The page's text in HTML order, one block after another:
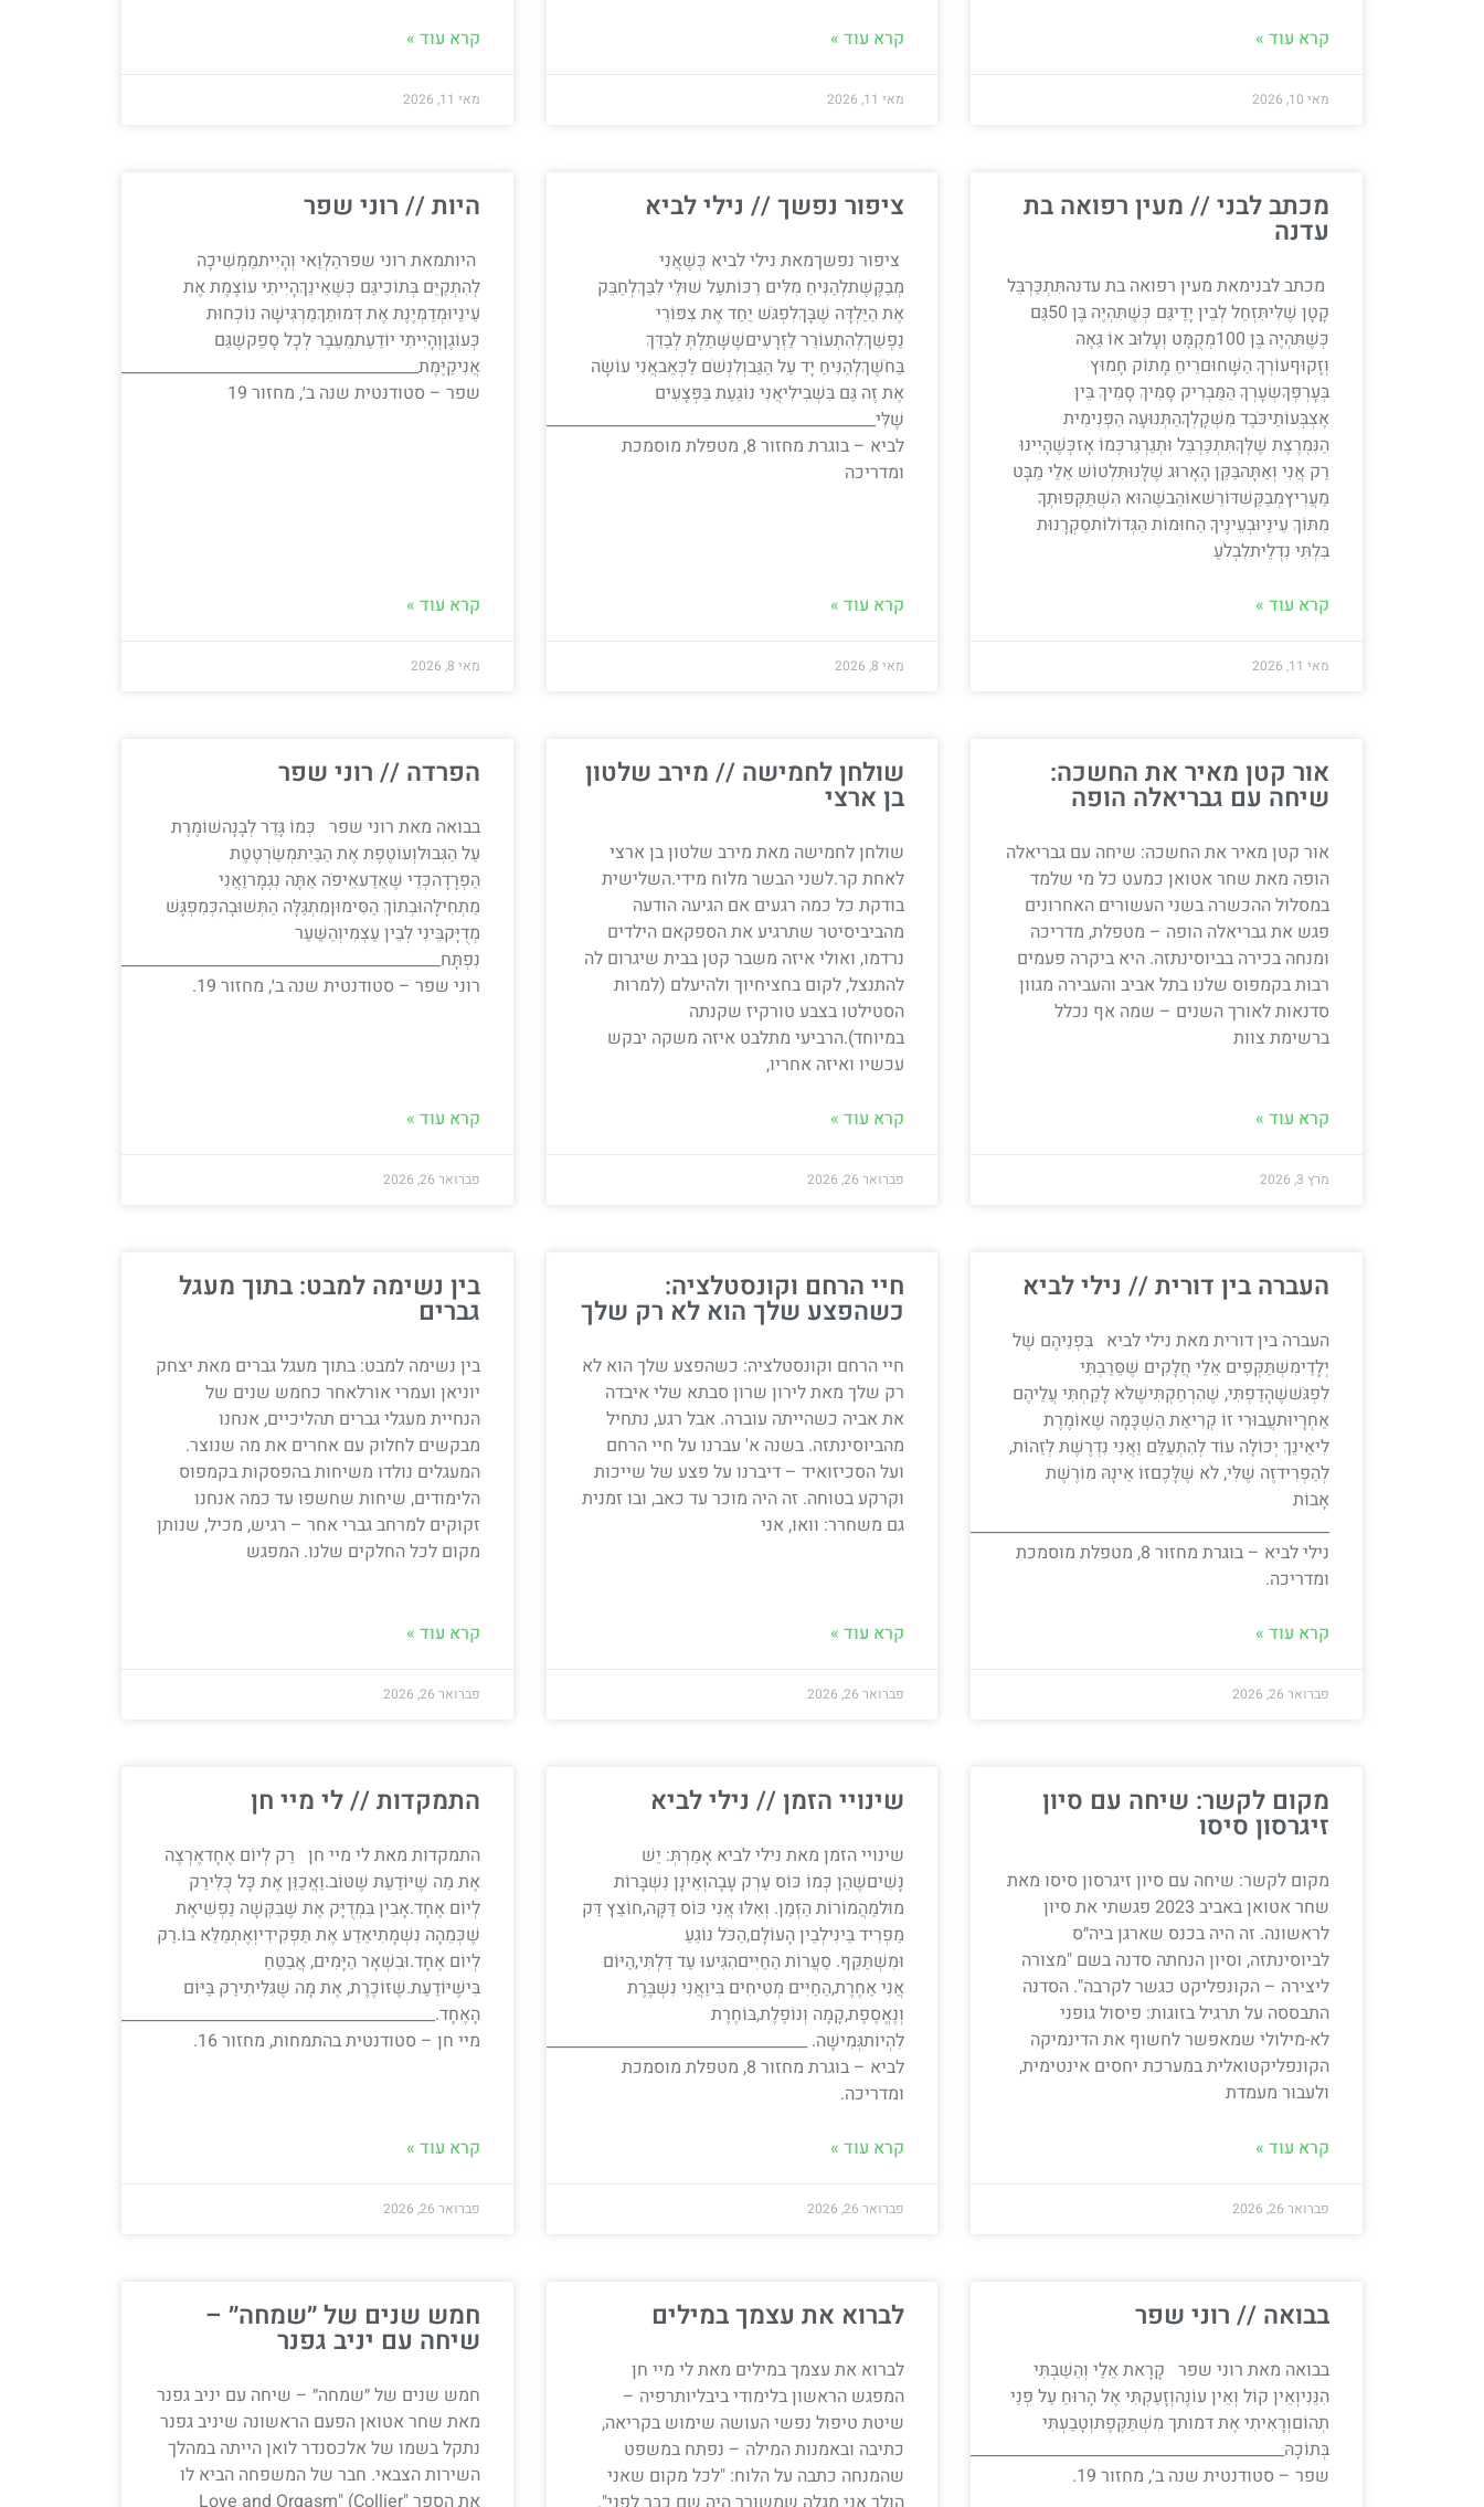
קרא עוד »
מאי 10, 2026
קרא עוד »
מאי 11, 2026
קרא עוד »
מאי 11, 2026
מכתב לבני // מעין רפואה בת
עדנה
מכתב לבנימאת מעין רפואה בת עדנהתִּתְכַּרְבֵּל
קָטָן שֶׁלִּיתִּזְחַל לְבֵין יָדַיגַּם כְּשֶׁתִּהְיֶה בֶּן 50גַּם
כְּשֶׁתִּהְיֶה בֶּן 100מְקֻמָּט וְעָלוּב אוֹ גֵּאֶה
וְזָקוּףעוֹרְךָ הַשָּׁחוּםרֵיחַ מָתוֹק חָמוּץ
בְּעׇרְפְּךָשְׂעָרְךָ הַמַּבְרִיק סָמִיךְ סָמִיךְ בֵּין
אֶצְבְּעוֹתַיכֹּבֶד מִשְׁקָלְךָהַתְּנוּעָה הַפְּנִימִית
הַנִּמְרֶצֶת שֶׁלְּךָתִּתְכַּרְבֵּל וּתְגַרְגֵּרכְּמוֹ אָזכְּשֶׁהָיִינוּ
רַק אֲנִי וְאַתָּהבַּקֵּן הָאָרוּג שֶׁלָּנוּתִּלְטוֹשׁ אֵלַי מַבָּט
מַעֲרִיץמְבַקֵּשׁדּוֹרֵשׁאוֹהֵבשֶׁהוּא הִשְׁתַּקְּפוּתְךָ
מִתּוֹךְ עֵינַיוּבְעֵינֶיךָ הַחוּמוֹת הַגְּדוֹלוֹתסַקְרָנוּת
בִּלְתִּי נִדְלֵיתלִבְלֹעַ
קרא עוד »
מאי 11, 2026
ציפור נפשך // נילי לביא
ציפור נפשךמאת נילי לביא כְּשֶׁאֲנִי
מְבַקֶּשֶׁתלְהַנִּיחַ מִלִּים רַכּוֹתעַל שׁוּלֵי לִבֵּךְלְחַבֵּק
אֶת הַיַּלְדָּה שֶׁבָּךְלִפְגֹּשׁ יַחַד אֶת צִפּוֹרֵי
נַפְשֵׁךְלְהִתְעוֹרֵר לַזְּרָעִיםשֶׁשָּׁתַלְתְּ לְבַדֵּךְ
בַּחֹשֶׁךְלְהַנִּיחַ יָד עַל הַגַּבוְלִנְשֹׁם לַכְּאֵבאֲנִי עוֹשָׂה
אֶת זֶה גַּם בִּשְׁבִילִיאֲנִי נוֹגַעַת בַּפְּצָעִים
לביא – בוגרת מחזור 8, מטפלת מוסמכת
ומדריכה
קרא עוד »
מאי 8, 2026
היות // רוני שפר
היותמאת רוני שפרהַלְוַאי וְהָיִיתמַמְשִׁיכָה
לְהִתְקַיֵּם בְּתוֹכִיגַּם כְּשֶׁאֵינֵךְהָיִיתִי עוֹצֶמֶת אֶת
עֵינַיוּמְדַמְיֶנֶת אֶת דְּמוּתֵךְמַרְגִּישָׁה נוֹכְחוּת
כְּעוֹגֶןוְהָיִיתִי יוֹדַעַתמֵעֵבֶר לְכׇל סָפֵקשֶׁגַּם
שפר – סטודנטית שנה ב׳, מחזור 19
קרא עוד »
מאי 8, 2026
אור קטן מאיר את החשכה:
שיחה עם גבריאלה הופה
אור קטן מאיר את החשכה: שיחה עם גבריאלה
הופה מאת שחר אטואן כמעט כל מי שלמד
במסלול ההכשרה בשני העשורים האחרונים
פגש את גבריאלה הופה – מטפלת, מדריכה
ומנחה בכירה בביוסינתזה. היא ביקרה פעמים
רבות בקמפוס שלנו בתל אביב והעבירה מגוון
סדנאות לאורך השנים – שמה אף נכלל
ברשימת צוות
קרא עוד »
מרץ 3, 2026
שולחן לחמישה // מירב שלטון
בן ארצי
שולחן לחמישה מאת מירב שלטון בן ארצי
לאחת קר.לשני הבשר מלוח מידי.השלישית
בודקת כל כמה רגעים אם הגיעה הודעה
מהביביסיטר שתרגיע את הספקאם הילדים
נרדמו, ואולי איזה משבר קטן בבית שיגרום לה
להתנצל, לקום בחציחיוך ולהיעלם (למרות
הסטילטו בצבע טורקיז שקנתה
במיוחד).הרביעי מתלבט איזה משקה יבקש
עכשיו ואיזה אחריו,
קרא עוד »
פברואר 26, 2026
הפרדה // רוני שפר
בבואה מאת רוני שפר כְּמוֹ גָּדֵר לְבָנָהשׁוֹמֶרֶת
עַל הַגְּבוּלוְעוֹטֶפֶת אֶת הַבַּיִתמְשַׂרְטֶטֶת
הַפְרָדָהכְּדֵי שֶׁאֵדַעאֵיפֹה אַתָּה נִגְמָרוַאֲנִי
מַתְחִילָהוּבְתוֹךְ הַסִּימוּןמִתְגַּלָּה הַתְּשׁוּבָהכְּמִפְגָּשׁ
מְדֻיָּקבֵּינִי לְבֵין עַצְמִיוְהַשַּׁעַר
רוני שפר – סטודנטית שנה ב׳, מחזור 19.
קרא עוד »
פברואר 26, 2026
העברה בין דורית // נילי לביא
העברה בין דורית מאת נילי לביא בִּפְנֵיהֶם שֶׁל
יְלָדַימִשְׁתַּקְּפִים אֵלַי חֲלָקִים שֶׁסֵּרַבְתִּי
לִפְגֹּשׁשֶׁהָדַפְתִּי, שֶׁהִרְחַקְתִּישֶׁלֹּא לָקַחְתִּי עֲלֵיהֶם
אַחְרָיוּתעֲבוּרִי זוֹ קְרִיאַת הַשְׁכָּמָה שֶׁאוֹמֶרֶת
לִיאֵינֵךְ יְכוֹלָה עוֹד לְהִתְעַלֵּם וַאֲנִי נִדְרֶשֶׁת לְזַהוֹת,
לְהַפְרִידזֶה שֶׁלִּי, לֹא שֶׁלָּכֶםזוֹ אֵינָהּ מוֹרֶשֶׁת
אָבוֹת
______________________________________________________________________________________________________________________________________________________
נילי לביא – בוגרת מחזור 8, מטפלת מוסמכת
ומדריכה.
קרא עוד »
פברואר 26, 2026
חיי הרחם וקונסטלציה:
כשהפצע שלך הוא לא רק שלך
חיי הרחם וקונסטלציה: כשהפצע שלך הוא לא
רק שלך מאת לירון שרון סבתא שלי איבדה
את אביה כשהייתה עוברה. אבל רגע, נתחיל
מהביוסינתזה. בשנה א' עברנו על חיי הרחם
ועל הסכיזואיד – דיברנו על פצע של שייכות
וקרקע בטוחה. זה היה מוכר עד כאב, ובו זמנית
גם משחרר: וואו, אני
קרא עוד »
פברואר 26, 2026
בין נשימה למבט: בתוך מעגל
גברים
בין נשימה למבט: בתוך מעגל גברים מאת יצחק
יוניאן ועמרי אורלאחר כחמש שנים של
הנחיית מעגלי גברים תהליכיים, אנחנו
מבקשים לחלוק עם אחרים את מה שנוצר.
המעגלים נולדו משיחות בהפסקות בקמפוס
הלימודים, שיחות שחשפו עד כמה אנחנו
זקוקים למרחב גברי אחר – רגיש, מכיל, שנותן
מקום לכל החלקים שלנו. המפגש
קרא עוד »
פברואר 26, 2026
מקום לקשר: שיחה עם סיון
זיגרסון סיסו
מקום לקשר: שיחה עם סיון זיגרסון סיסו מאת
שחר אטואן באביב 2023 פגשתי את סיון
לראשונה. זה היה בכנס שארגן ביה״ס
לביוסינתזה, וסיון הנחתה סדנה בשם "מצורה
ליצירה – הקונפליקט כגשר לקרבה". הסדנה
התבססה על תרגיל בזוגות: פיסול גופני
לא-מילולי שמאפשר לחשוף את הדינמיקה
הקונפליקטואלית במערכת יחסים אינטימית,
ולעבור מעמדת
קרא עוד »
פברואר 26, 2026
שינויי הזמן // נילי לביא
שינויי הזמן מאת נילי לביא אָמַרְתְּ: יֵשׁ
נָשִׁיםשֶׁהֵן כְּמוֹ כּוֹס עַרְק עָבָהוְאֵינָן נִשְׁבָּרוֹת
מוּלמַהֲמוֹרוֹת הַזְּמַן. וְאִלּוּ אֲנִי כּוֹס דַּקָּה,חוֹצֵץ דַּק
מַפְרִיד בֵּינִילְבֵין הָעוֹלָם,הַכֹּל נוֹגֵעַ
וּמִשְׁתַּקֵּף. סַעֲרוֹת הַחַיִּיםהִגִּיעוּ עַד דַּלְתִּי,הַיּוֹם
אֲנִי אַחֶרֶת,הַחַיִּים מְטִיחִים בִּיוַאֲנִי נִשְׁבֶּרֶת
וְנֶאֱסֶפֶת,קָמָה וְנוֹפֶלֶת,בּוֹחֶרֶת
לִהְיוֹתגְּמִישָׁה.
לביא – בוגרת מחזור 8, מטפלת מוסמכת
ומדריכה.
קרא עוד »
פברואר 26, 2026
התמקדות // לי מיי חן
התמקדות מאת לי מיי חן רַק לְיוֹם אֶחָדאֶרְצֶה
אֶת מַה שֶׁיּוֹדַעַת שֶׁטּוֹב.וַאֲכַוֵּן אֶת כָּל כֻּלִּירַק
לְיוֹם אֶחָד.אָבִין בִּמְדֻיָּק אֶת שֶׁבִּקְּשָׁה נַפְשִׁיאֶת
שֶׁכְּמֵהָה נִשְׁמָתִיאֵדַע אֶת תַּפְקִידִיוְאֶתְמַלֵּא בּוֹ.רַק
לְיוֹם אֶחָד.וּבִשְׁאָר הַיָּמִים, אֲבַטֵּחַ
בִּישֶׁיּוֹדַעַת.שֶׁזּוֹכֶרֶת, אֶת מָה שֶׁגִּלִּיתִירַק בַּיּוֹם
מיי חן – סטודנטית בהתמחות, מחזור 16.
קרא עוד »
פברואר 26, 2026
בבואה // רוני שפר
בבואה מאת רוני שפר קָרָאת אֵלַי וְהֵשַׁבְתִּי
הִנֵּנִיוְאֵין קוֹל וְאֵין עוֹנֶהוְזָעַקְתִּי אֶל הָרוּחַ עַל פְּנֵי
תְהוֹםוְרָאִיתִי אֶת דמותך מִשְׁתַּקֶּפֶתוְטָבַעְתִּי
בְּתוֹכָהּ______________________________________________________________________________________________________________________________________________________רוני
שפר – סטודנטית שנה ב׳, מחזור 19.
לברוא את עצמך במילים
לברוא את עצמך במילים מאת לי מיי חן
המפגש הראשון בלימודי ביבליותרפיה –
שיטת טיפול נפשי העושה שימוש בקריאה,
כתיבה ובאמנות המילה – נפתח במשפט
שהמנחה כתבה על הלוח: "לכל מקום שאני
חמש שנים של ״שמחה״ –
שיחה עם יניב גפנר
חמש שנים של ״שמחה״ – שיחה עם יניב גפנר
מאת שחר אטואן הפעם הראשונה שיניב גפנר
נתקל בשמו של אלכסנדר לואן הייתה במהלך
השירות הצבאי. חבר של המשפחה הביא לו
את הספר "Love and Orgasm" (Collier